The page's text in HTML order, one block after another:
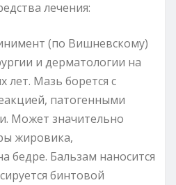
лечения:
(по Вишневскому)
и дерматологии на
лет. Мазь борется с
патогенными
Может значительно
жировика,
бедре. Бальзам наносится
бинтовой